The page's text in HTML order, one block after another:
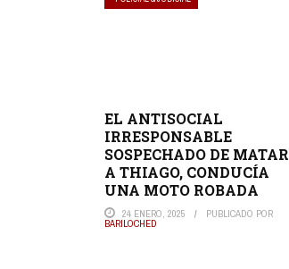
EL ANTISOCIAL
IRRESPONSABLE
SOSPECHADO DE MATAR
A THIAGO, CONDUCÍA
UNA MOTO ROBADA
24 ENERO, 2025 PUBLICADO POR
BARILOCHED